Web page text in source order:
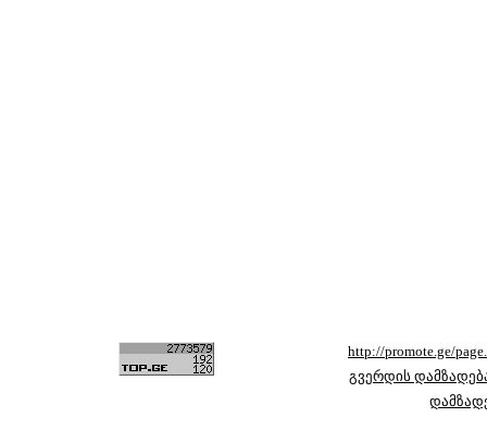
http://promote.ge/
გვერდის